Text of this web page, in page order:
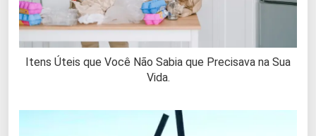
Itens Úteis que Você Não Sabia que Precisava na Sua
Vida.